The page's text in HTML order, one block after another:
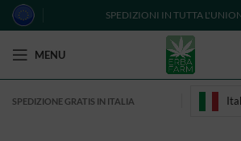
SPEDIZIONI IN TUTTA
MENU
SPEDIZIONE GRATIS IN ITALIA